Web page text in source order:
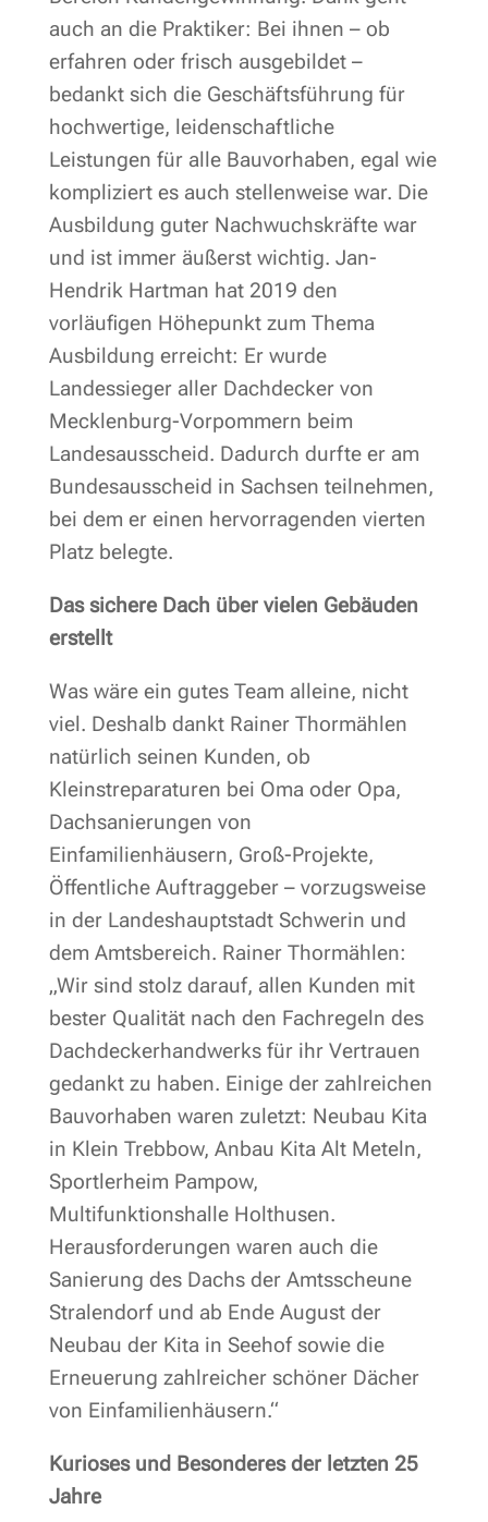
auch an die Praktiker: Bei ihnen – ob
erfahren oder frisch ausgebildet –
bedankt sich die Geschäftsführung für
hochwertige, leidenschaftliche
Leistungen für alle Bauvorhaben, egal wie
kompliziert es auch stellenweise war. Die
Ausbildung guter Nachwuchskräfte war
und ist immer äußerst wichtig. Jan-
Hendrik Hartman hat 2019 den
vorläufigen Höhepunkt zum Thema
Ausbildung erreicht: Er wurde
Landessieger aller Dachdecker von
Mecklenburg-Vorpommern beim
Landesausscheid. Dadurch durfte er am
Bundesausscheid in Sachsen teilnehmen,
bei dem er einen hervorragenden vierten
Platz belegte.
Das sichere Dach über vielen Gebäuden
erstellt
Was wäre ein gutes Team alleine, nicht
viel. Deshalb dankt Rainer Thormählen
natürlich seinen Kunden, ob
Kleinstreparaturen bei Oma oder Opa,
Dachsanierungen von
Einfamilienhäusern, Groß-Projekte,
Öffentliche Auftraggeber – vorzugsweise
in der Landeshauptstadt Schwerin und
dem Amtsbereich. Rainer Thormählen:
„Wir sind stolz darauf, allen Kunden mit
bester Qualität nach den Fachregeln des
Dachdeckerhandwerks für ihr Vertrauen
gedankt zu haben. Einige der zahlreichen
Bauvorhaben waren zuletzt: Neubau Kita
in Klein Trebbow, Anbau Kita Alt Meteln,
Sportlerheim Pampow,
Multifunktionshalle Holthusen.
Herausforderungen waren auch die
Sanierung des Dachs der Amtsscheune
Stralendorf und ab Ende August der
Neubau der Kita in Seehof sowie die
Erneuerung zahlreicher schöner Dächer
von Einfamilienhäusern.“
Kurioses und Besonderes der letzten 25
Jahre